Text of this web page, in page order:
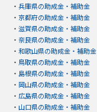
・ 兵庫県の助成金・補助金
・ 京都府の助成金・補助金
・ 滋賀県の助成金・補助金
・ 奈良県の助成金・補助金
・ 和歌山県の助成金・補助金
・ 鳥取県の助成金・補助金
・ 島根県の助成金・補助金
・ 岡山県の助成金・補助金
・ 広島県の助成金・補助金
・ 山口県の助成金・補助金